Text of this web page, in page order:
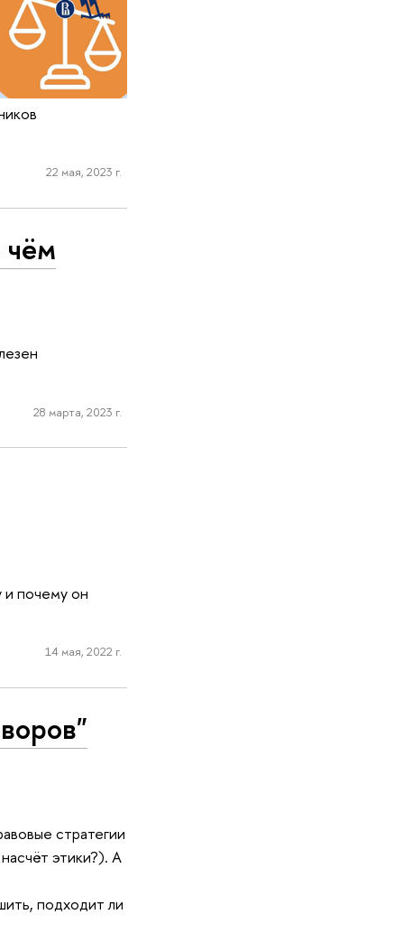
22 мая, 2023 г.
чём
28 марта, 2023 г.
и почему он
14 мая, 2022 г.
стратегии
этики?). А
подходит ли